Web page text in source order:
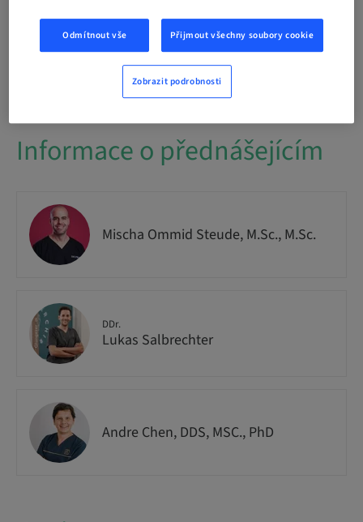
IMPO9263
Informace o přednášejícím
Mischa Ommid Steude, M.Sc., M.Sc.
DDr.
Lukas Salbrechter
Andre Chen, DDS, MSC., PhD
Odmítnout vše Přijmout všechny soubory cookie
Zobrazit podrobnosti